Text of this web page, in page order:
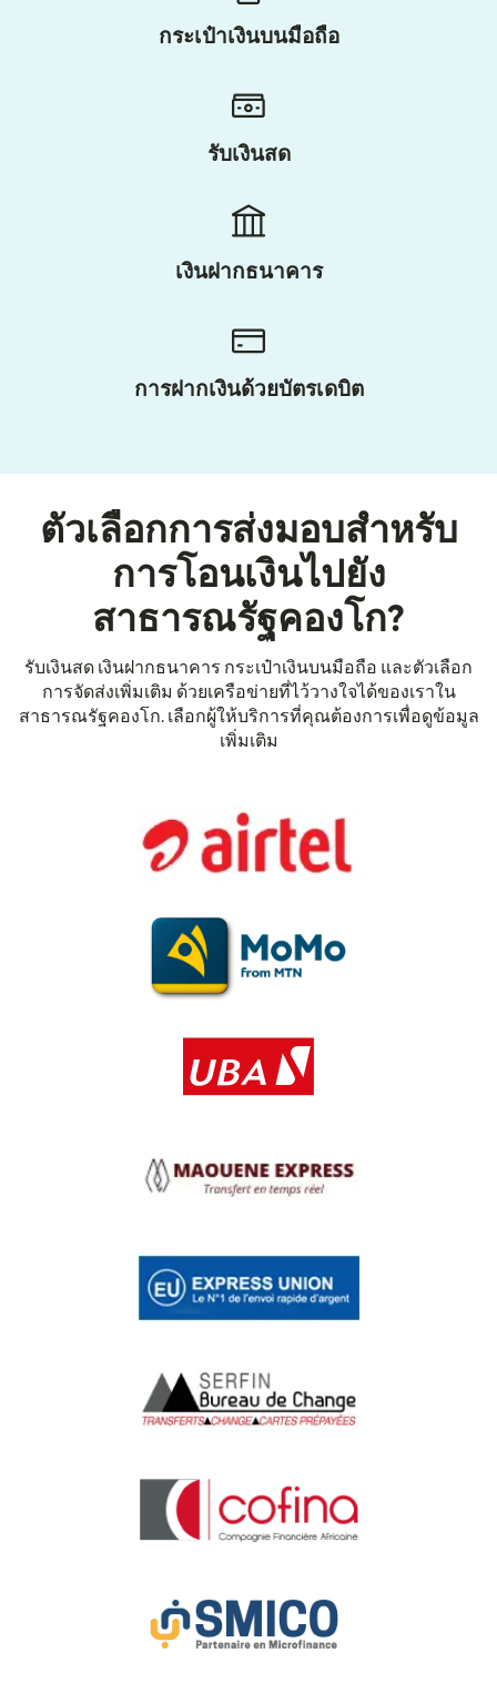
กระเป๋าเงินบนมือถือ
รับเงินสด
เงินฝากธนาคาร
การฝากเงินด้วยบัตรเดบิต
ตัวเลือกการส่งมอบสำหรับ
การโอนเงินไปยัง
สาธารณรัฐคองโก?
รับเงินสด เงินฝากธนาคาร กระเป๋าเงินบนมือถือ และตัวเลือก
การจัดส่งเพิ่มเติม ด้วยเครือข่ายที่ไว้วางใจได้ของเราใน
สาธารณรัฐคองโก. เลือกผู้ให้บริการที่คุณต้องการเพื่อดูข้อมูล
เพิ่มเติม